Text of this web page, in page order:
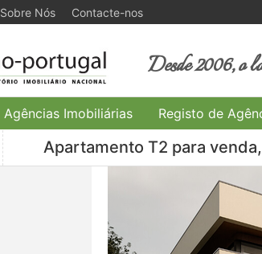
Sobre Nós Contacte-nos
Desde 2006, o
Agências Imobiliárias Registo de
Apartamento T2 para